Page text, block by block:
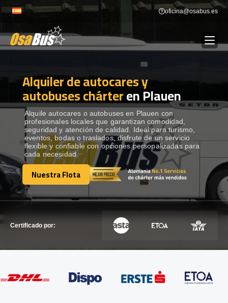
to
oficina@osabus.es
ALQUILER DE AUTOCARES
DESTINOS Show dropdown
RECORRIDAS Show dropdown
FLOTA
Alquiler de autocares y
autobuses chárteren Plauen
Alquile autocares o autobuses en Plauen con
profesionales locales que garantizan comodidad,
seguridad y atención de calidad. Ideal para turismo,
eventos, bodas o traslados, disfrute de un servicio
flexible y confiable con opciones personalizadas para
cada necesidad.
Nuestra Flota
Nuestra Flota
Certificado por: